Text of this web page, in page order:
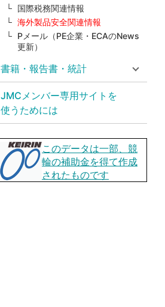
国際税務関連情報
海外製品安全関連情報
Pメール（PE企業・ECAのNews
更新）
書籍・報告書・統計
JMCメンバー専用サイトを
使うためには
このデータは一部、競
輪の補助金を得て作成
されたものです